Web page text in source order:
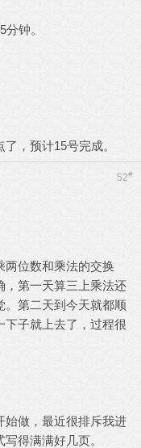
钟。
，预计15号完成。
52#
两位数和乘法的交换
，第一天算三上乘法还
。第二天到今天就都顺
下子就上去了，过程很
始做，最近很排斥我进
得满满好几页。